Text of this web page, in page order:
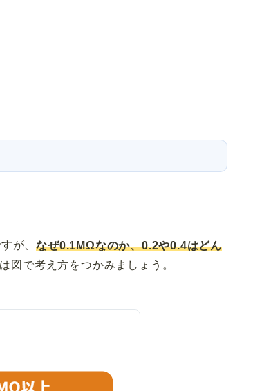
が、なぜ0.1MΩなのか、0.2や0.4はどん
図で考え方をつかみましょう。